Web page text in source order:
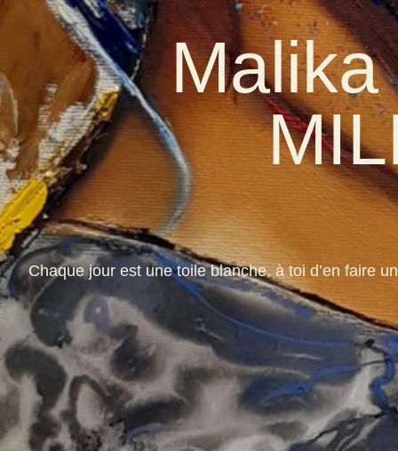
Chaque jour est une toile blanche, à toi d’en faire